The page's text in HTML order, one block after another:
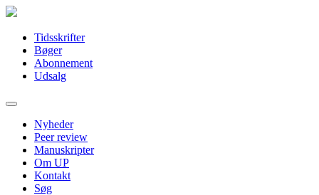
Tidsskrifter
Bøger
Abonnement
Udsalg
Nyheder
Peer review
Manuskripter
Om UP
Kontakt
Søg